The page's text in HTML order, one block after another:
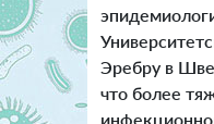
Эребру в
что более